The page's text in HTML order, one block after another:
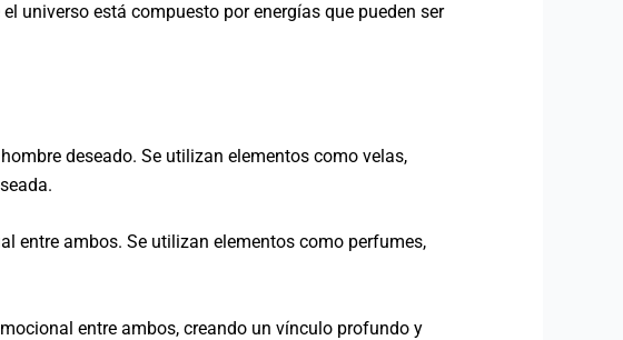
universo está compuesto por energías que pueden ser
deseado. Se utilizan elementos como velas,
entre ambos. Se utilizan elementos como perfumes,
entre ambos, creando un vínculo profundo y